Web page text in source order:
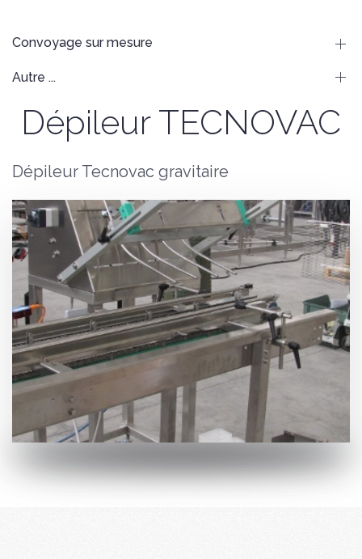
Convoyage sur mesure
Autre ...
Dépileur TECNOVAC
Dépileur Tecnovac gravitaire